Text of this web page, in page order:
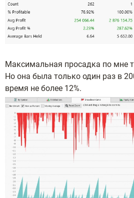
Максимальная просадка по мне
Но она была только один раз в
время не более 12%.